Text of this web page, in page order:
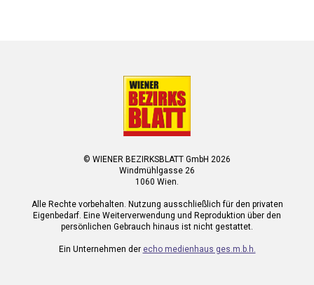
© WIENER BEZIRKSBLATT GmbH 2026
Windmühlgasse 26
1060 Wien.
Alle Rechte vorbehalten. Nutzung ausschließlich für den privaten
Eigenbedarf. Eine Weiterverwendung und Reproduktion über den
persönlichen Gebrauch hinaus ist nicht gestattet.
Ein Unternehmen der echo medienhaus ges.m.b.h.